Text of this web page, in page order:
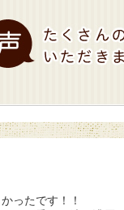
ったです！！